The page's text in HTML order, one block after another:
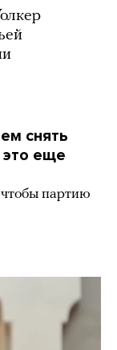
снять
это еще
партию